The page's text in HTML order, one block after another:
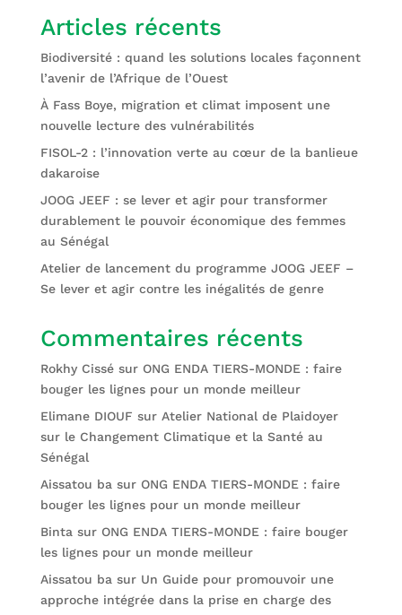
Articles récents
Biodiversité : quand les solutions locales façonnent
l’avenir de l’Afrique de l’Ouest
À Fass Boye, migration et climat imposent une
nouvelle lecture des vulnérabilités
FISOL-2 : l’innovation verte au cœur de la banlieue
dakaroise
JOOG JEEF : se lever et agir pour transformer
durablement le pouvoir économique des femmes
au Sénégal
Atelier de lancement du programme JOOG JEEF –
Se lever et agir contre les inégalités de genre
Commentaires récents
Rokhy Cissésur ONG ENDA TIERS-MONDE : faire
bouger les lignes pour un monde meilleur
Elimane DIOUF sur Atelier National de Plaidoyer
sur le Changement Climatique et la Santé au
Sénégal
Aissatou ba sur ONG ENDA TIERS-MONDE : faire
bouger les lignes pour un monde meilleur
Binta sur ONG ENDA TIERS-MONDE : faire bouger
les lignes pour un monde meilleur
Aissatou ba sur Un Guide pour promouvoir une
approche intégrée dans la prise en charge des